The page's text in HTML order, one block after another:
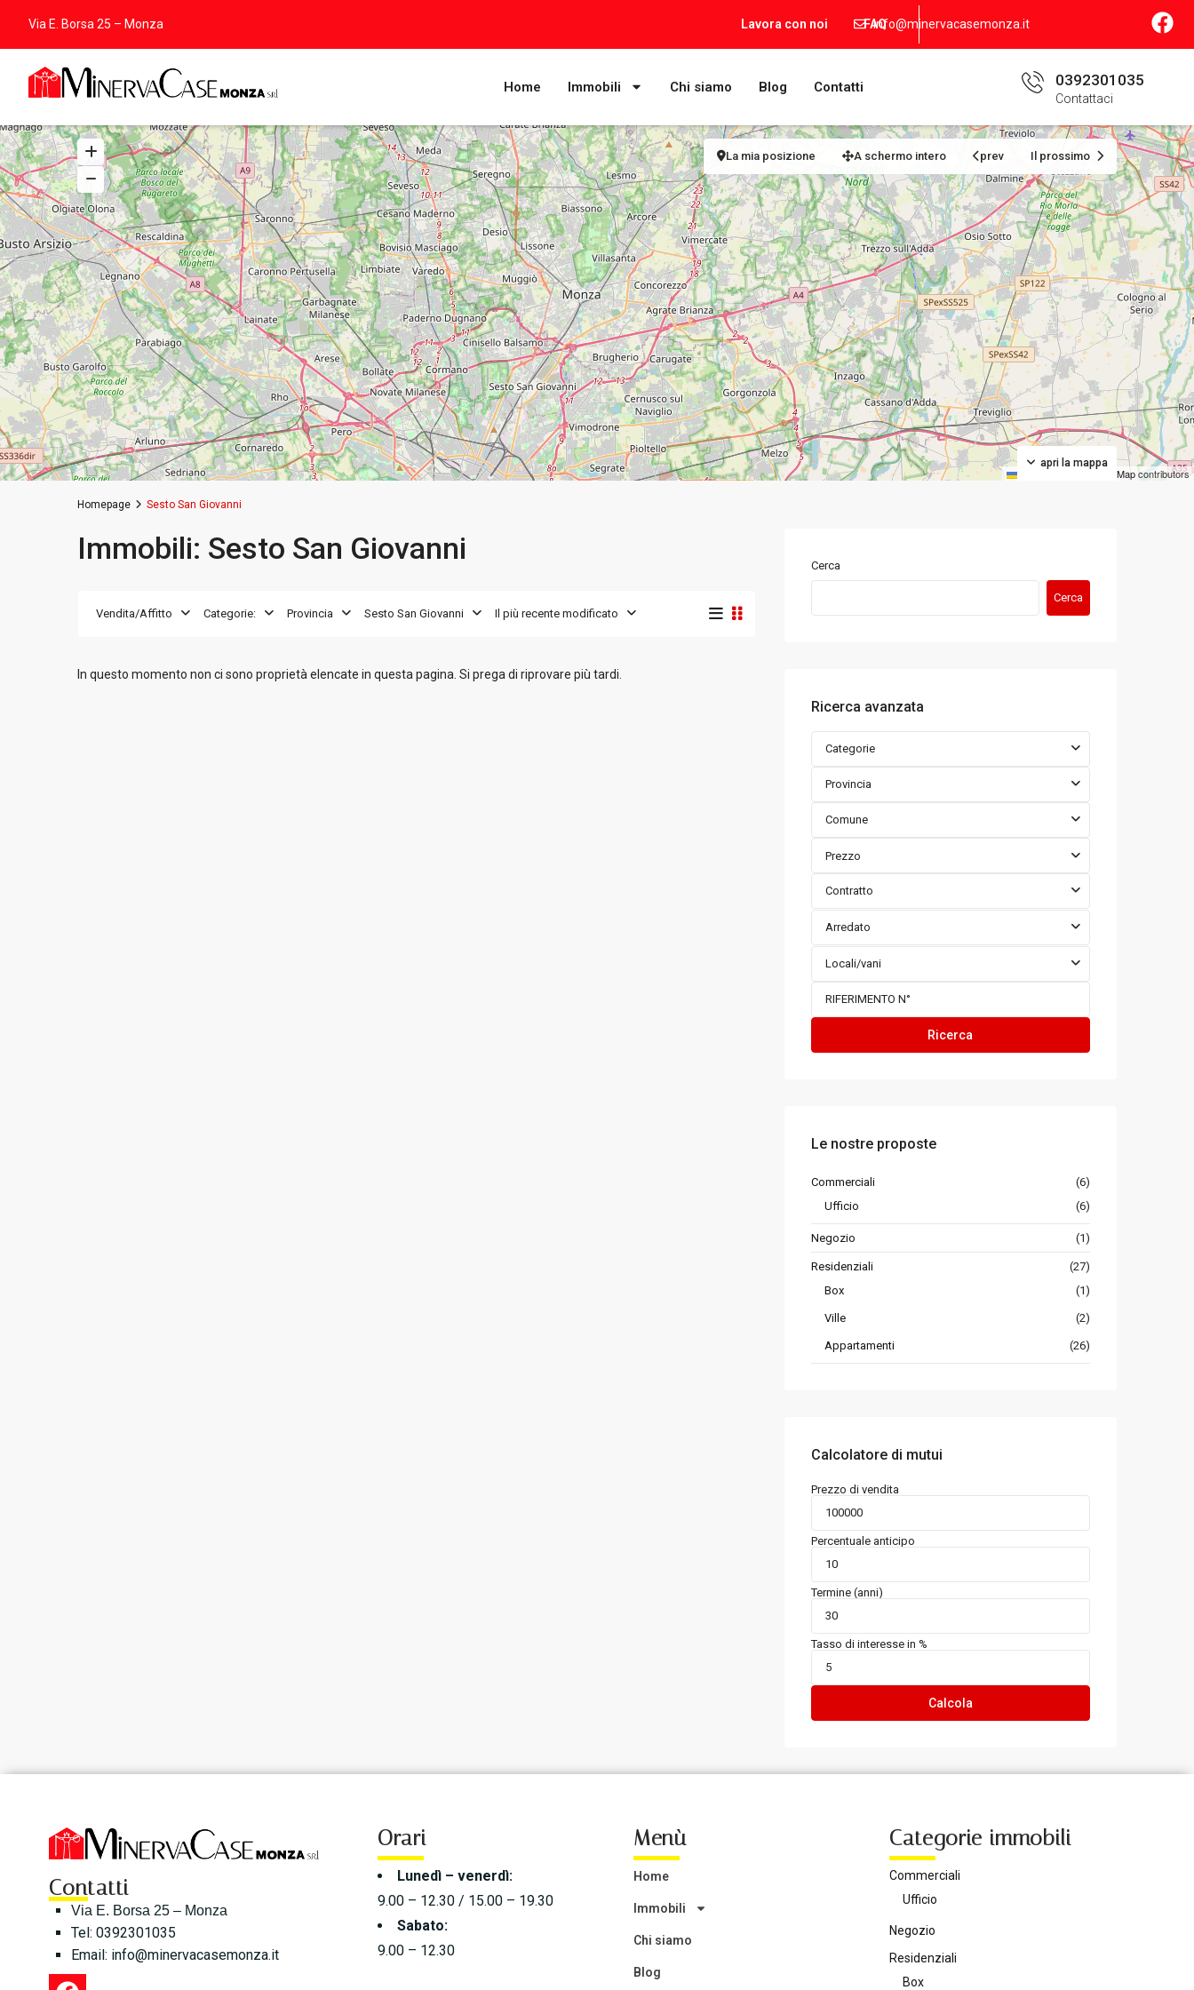
Via E. Borsa 25 – Monza Lavora con noi FAQinfo@minervacasemonza.it
Home Immobili Chi siamo Blog Contatti 0392301035
Contattaci
Leaflet OpenStreetMapcontributors
apri la mappa
La mia posizione A schermo intero prev Il prossimo
Homepage Sesto San Giovanni
Immobili: Sesto San Giovanni
Vendita/Affitto Categorie: Provincia Sesto San Giovanni Il più recente modificato
In questo momento non ci sono proprietà elencate in questa pagina. Si prega di riprovare più tardi.
Cerca
Cerca
Ricerca avanzata
Categorie
Provincia
Comune
Prezzo
Contratto
Arredato
Locali/vani
Ricerca
Le nostre proposte
Commerciali
(6)
Ufficio
(6)
Negozio (1)
Residenziali
(27)
Box
(1)
Ville (2)
Appartamenti (26)
Calcolatore di mutui
Prezzo di vendita
Percentuale anticipo
Termine (anni)
Tasso di interesse in %
Calcola
Contatti
Via E. Borsa 25 – Monza
Tel: 0392301035
Email: info@minervacasemonza.it
Orari
Lunedì – venerdì:
9.00 – 12.30 / 15.00 – 19.30
Sabato:
9.00 – 12.30
Menù
Home
Immobili
Chi siamo
Blog
Categorie immobili
Commerciali
Ufficio
Negozio
Residenziali
Box